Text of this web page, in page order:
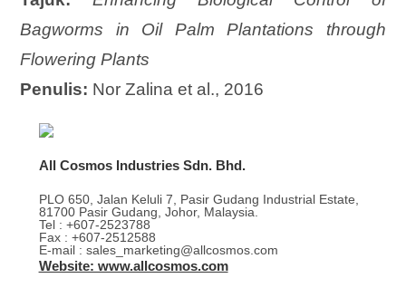
Bagworms in Oil Palm Plantations through
Flowering Plants
Penulis: Nor Zalina et al., 2016
All Cosmos Industries Sdn. Bhd.
PLO 650, Jalan Keluli 7, Pasir Gudang Industrial Estate,
81700 Pasir Gudang, Johor, Malaysia.
Tel : +607-2523788
Fax : +607-2512588
E-mail : sales_marketing@allcosmos.com
Website: www.allcosmos.com